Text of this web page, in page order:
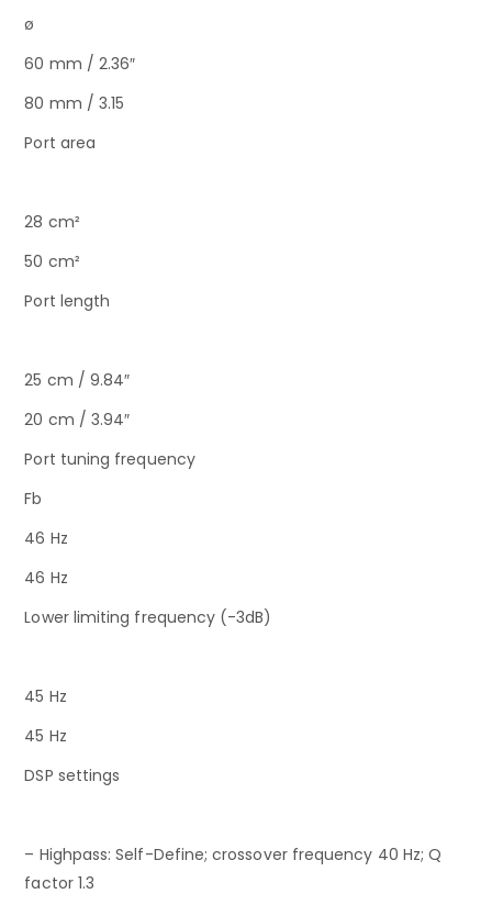
ø
60 mm / 2.36″
80 mm / 3.15
Port area
28 cm²
50 cm²
Port length
25 cm / 9.84″
20 cm / 3.94″
Port tuning frequency
Fb
46 Hz
46 Hz
Lower limiting frequency (-3dB)
45 Hz
45 Hz
DSP settings
– Highpass: Self-Define; crossover frequency 40 Hz; Q
factor 1.3